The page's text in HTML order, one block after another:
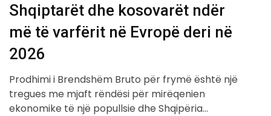
Shqiptarët dhe kosovarët ndër
më të varfërit në Evropë deri në
2026
Prodhimi i Brendshëm Bruto për frymë është një
tregues me mjaft rëndësi për mirëqenien
ekonomike të një popullsie dhe Shqipëria…